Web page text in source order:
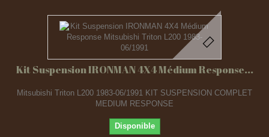
Kit Suspension IRONMAN 4X4 Médium Response...
Mitsubishi Triton L200 1983-06/1991 KIT SUSPENSION COMPLET
MEDIUM RESPONSE
Disponible